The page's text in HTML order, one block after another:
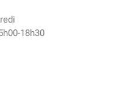
18h30